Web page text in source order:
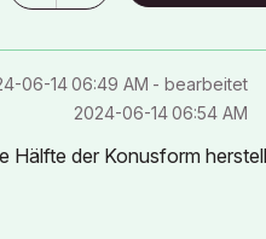
06-1406:49 AM - bearbeitet
‎2024-06-1406:54 AM
Hälfte der Konusform